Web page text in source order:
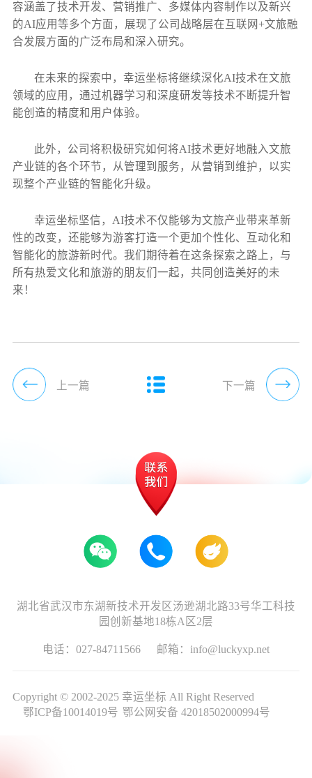
容涵盖了技术开发、营销推广、多媒体内容制作以及新兴
的AI应用等多个方面，展现了公司战略层在互联网+文旅融
合发展方面的广泛布局和深入研究。
在未来的探索中，幸运坐标将继续深化AI技术在文旅
领域的应用，通过机器学习和深度研发等技术不断提升智
能创造的精度和用户体验。
此外，公司将积极研究如何将AI技术更好地融入文旅
产业链的各个环节，从管理到服务，从营销到维护，以实
现整个产业链的智能化升级。
幸运坐标坚信，AI技术不仅能够为文旅产业带来革新
性的改变，还能够为游客打造一个更加个性化、互动化和
智能化的旅游新时代。我们期待着在这条探索之路上，与
所有热爱文化和旅游的朋友们一起，共同创造美好的未
来！
上一篇 下一篇
湖北省武汉市东湖新技术开发区汤逊湖北路33号华工科技
园创新基地18栋A区2层
电话：027-84711566 邮箱：info@luckyxp.net
Copyright © 2002-2025 幸运坐标 All Right Reserved
鄂ICP备10014019号 鄂公网安备 42018502000994号